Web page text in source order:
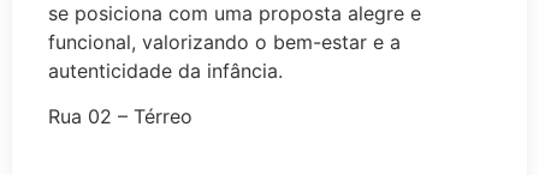
se posiciona com uma proposta alegre e
funcional, valorizando o bem-estar e a
autenticidade da infância.
Rua 02 – Térreo